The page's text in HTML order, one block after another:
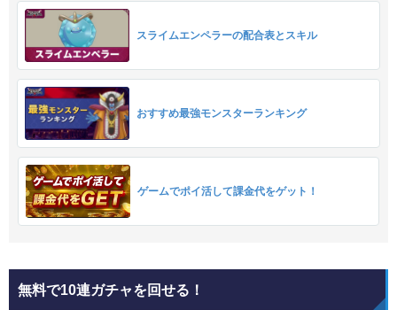
スライムエンペラーの配合表とスキル
おすすめ最強モンスターランキング
ゲームでポイ活して課金代をゲット！
無料で10連ガチャを回せる！